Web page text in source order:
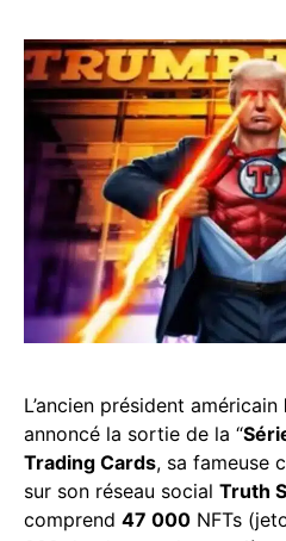
L’ancien président américain
annoncé la sortie de la “
Trading Cards, sa fameuse
sur son réseau social Truth
comprend 47 000 NFTs